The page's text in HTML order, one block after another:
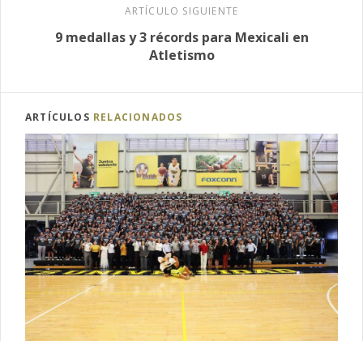
ARTÍCULO SIGUIENTE
9 medallas y 3 récords para Mexicali en
Atletismo
ARTÍCULOS RELACIONADOS